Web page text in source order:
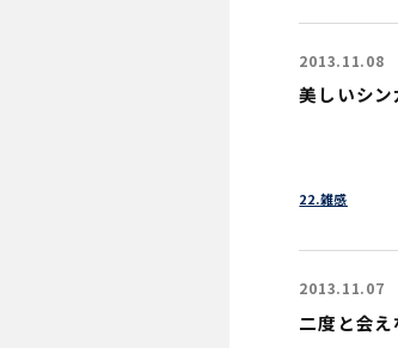
美しいシ
22.雑感
2013.11.08
二度と会え
2013.11.07